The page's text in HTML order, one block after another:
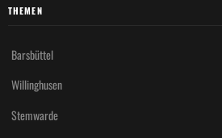
THEMEN
Barsbüttel
Willinghusen
Stemwarde